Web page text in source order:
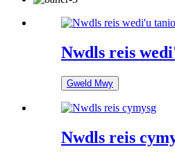
Nwdls reis
Gweld Mwy
Nwdls reis